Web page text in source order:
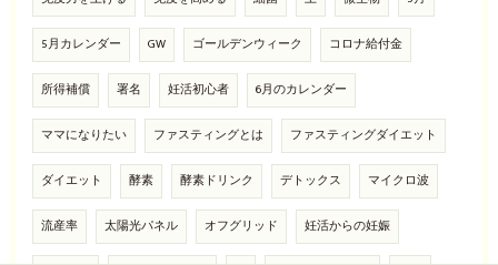
5月カレンダー GW ゴールデンウィーク コロナ給付金
所得補償 署名 妊活初心者 6月のカレンダー
ママになりたい ファスティングとは ファスティングダイエット
ダイエット 酵素 酵素ドリンク デトックス マイクロ波
流産率 太陽光パネル オフグリッド 妊活からの妊娠